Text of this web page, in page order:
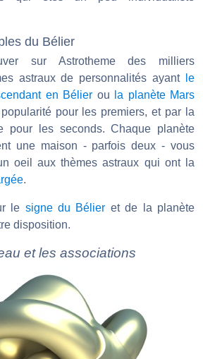
du Bélier
sur Astrotheme des milliers
astraux de personnalités ayant
le
en Bélier ou
la planète Mars
pour les premiers, et par la
pour les seconds. Chaque planète
une maison - parfois deux - vous
oeil aux thèmes astraux qui ont la
.
le signe du Bélier et de la planète
disposition.
et les associations